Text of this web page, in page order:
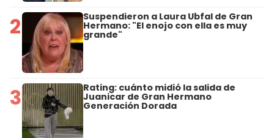
2 Suspendieron a Laura Ubfal de Gran
Hermano: "El enojo con ella es muy
grande"
3 Rating: cuánto midió la salida de
Juanicar de Gran Hermano
Generación Dorada